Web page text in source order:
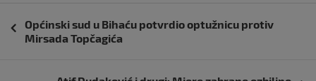
objava
Općinski sud u Bihaću potvrdio optužnicu protiv
Mirsada Topčagića